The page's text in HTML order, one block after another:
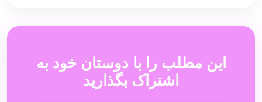
این مطلب را با دوستان خود به
اشتراک بگذارید